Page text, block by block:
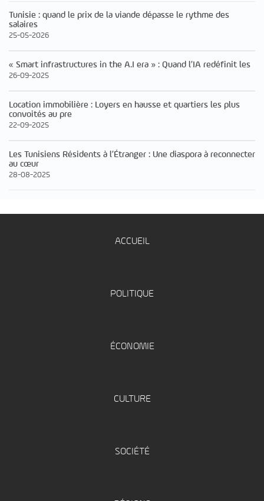
Tunisie : quand le prix de la viande dépasse le rythme des
salaires
25-05-2026
« Smart infrastructures in the A.I era » : Quand l’IA redéfinit les
26-09-2025
Location immobilière : Loyers en hausse et quartiers les plus
convoités au pre
22-09-2025
Les Tunisiens Résidents à l’Étranger : Une diaspora à reconnecter
au cœur
28-08-2025
ACCUEIL
POLITIQUE
ÉCONOMIE
CULTURE
SOCIÉTÉ